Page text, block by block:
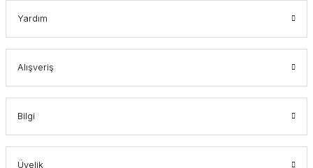
Yardım
Alışveriş
Bilgi
Üyelik